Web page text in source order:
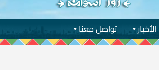
تواصل معنا الأخبار